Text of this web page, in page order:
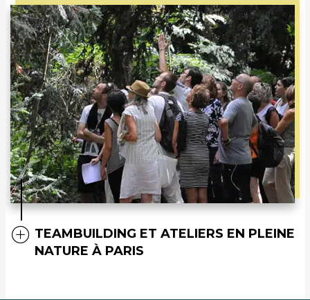
TEAMBUILDING ET ATELIERS EN PLEINE
NATURE À PARIS